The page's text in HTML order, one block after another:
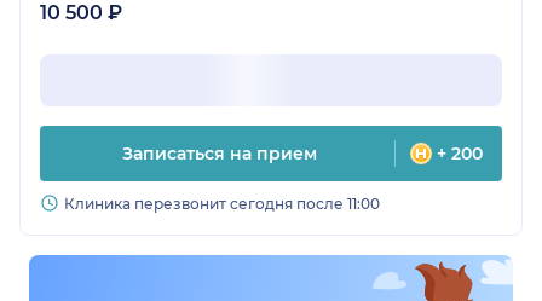
10 500 ₽
Записаться на прием + 200
Клиника перезвонит сегодня после 11:00